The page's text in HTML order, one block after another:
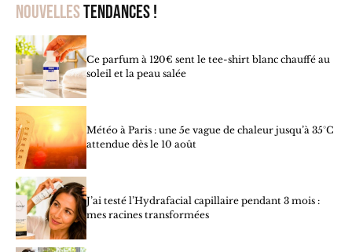
Nouvellestendances !
Ce parfum à 120€ sent le tee-shirt blanc chauffé au
soleil et la peau salée
Météo à Paris : une 5e vague de chaleur jusqu’à 35°C
attendue dès le 10 août
J’ai testé l’Hydrafacial capillaire pendant 3 mois :
mes racines transformées